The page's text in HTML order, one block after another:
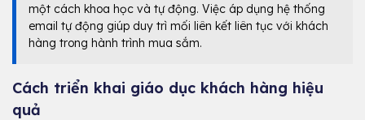
một cách khoa học và tự động. Việc áp dụng hệ thống
email tự động giúp duy trì mối liên kết liên tục với khách
hàng trong hành trình mua sắm.
Cách triển khai giáo dục khách hàng hiệu
quả